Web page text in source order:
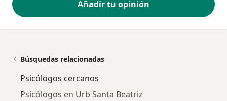
Añadir tu opinión
Búsquedas relacionadas
Psicólogos cercanos
Psicólogos en Urb Santa Beatriz